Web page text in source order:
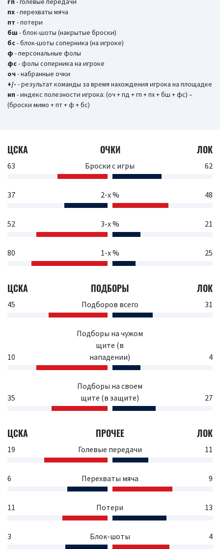
пх- перехваты мяча
пт - потери
бш - блок-шоты (накрытые броски)
бc- блок-шоты соперника (на игроке)
ф - персональные фолы
фс- фолы соперника на игроке
оч - набранные очки
+/- - результат команды за время нахождения игрока на площадке
ип - индекс полезности игрока: (оч + пд + гп + пх + бш + фс) –
(броски мимо + пт + ф + бс)
ЦСКА ОЧКИ ЛОК
63 Броски с игры 62
37 2-х % 48
52 3-х % 21
80 1-х % 25
ЦСКА ПОДБОРЫ ЛОК
45 Подборов всего 31
10
Подборы на чужом
щите (в
нападении)
4
35
Подборы на своем
щите (в защите)
27
ЦСКА ПРОЧЕЕ ЛОК
19 Голевые передачи 11
6 Перехваты мяча 9
11 Потери 13
3 Блок-шоты 4